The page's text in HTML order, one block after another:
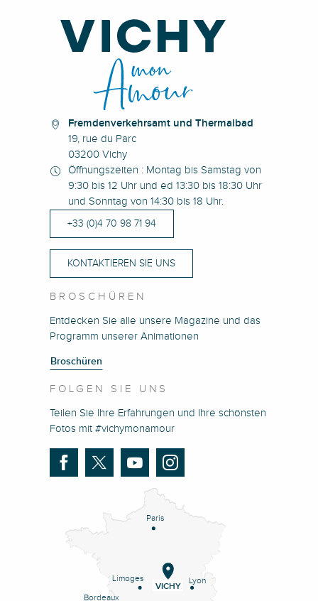
Fremdenverkehrsamt und Thermalbad
19, rue du Parc
03200 Vichy
Öffnungszeiten : Montag bis Samstag von
9:30 bis 12 Uhr und ed 13:30 bis 18:30 Uhr
und Sonntag von 14:30 bis 18 Uhr.
+33 (0)4 70 98 71 94
KONTAKTIEREN SIE UNS
BROSCHÜREN
Entdecken Sie alle unsere Magazine und das
Programm unserer Animationen
Broschüren
FOLGEN SIE UNS
Teilen Sie Ihre Erfahrungen und Ihre schönsten
Fotos mit #vichymonamour
Paris
Lyon
Limoges
Bordeaux
VICHY